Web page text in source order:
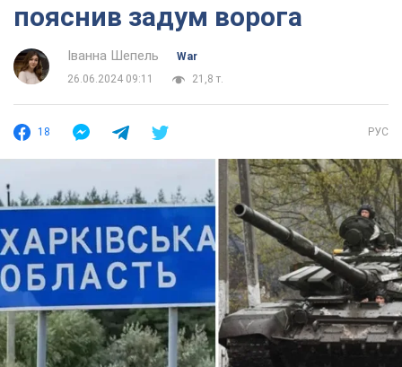
пояснив задум ворога
Іванна Шепель
War
26.06.2024 09:11
21,8 т.
18 РУС